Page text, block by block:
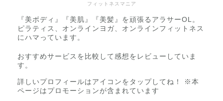
フィットネスマニア
『美ボディ』『美肌』『美髪』を頑張るアラサーOL。
ピラティス、オンラインヨガ、オンラインフィットネス
にハマっています。
おすすめサービスを比較して感想をレビューしていま
す。
詳しいプロフィールはアイコンをタップしてね！ ※本
ページはプロモーションが含まれています